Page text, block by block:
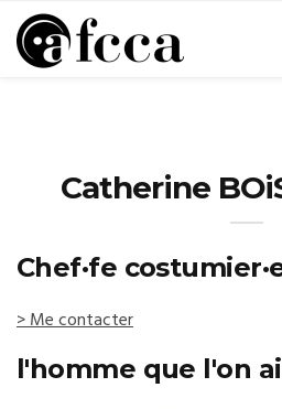
Catherine
Chef·fe
> Me contacter
l'homme que l'on